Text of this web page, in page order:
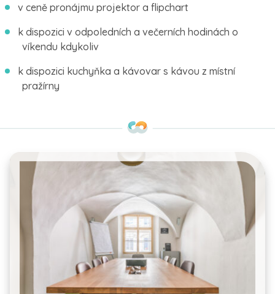
v ceně pronájmu projektor a flipchart
k dispozici v odpoledních a večerních hodinách o
víkendu kdykoliv
k dispozici kuchyňka a kávovar s kávou z místní
pražírny